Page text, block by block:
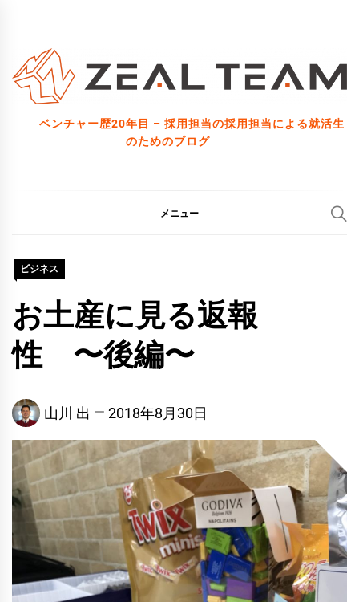
ン
ベンチャー歴20年目 – 採用担当の採用担当による就活生
のためのブログ
メニュー
ビジネス
お土産に見る返報
性 〜後編〜
山川 出 2018年8月30日